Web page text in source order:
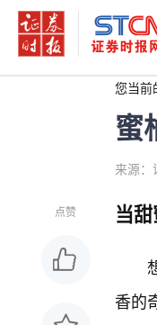
您当前
蜜
来源：
点赞 当
香的